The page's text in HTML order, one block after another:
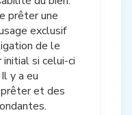
prêter une
exclusif
de le
si celui-ci
y a eu
et des